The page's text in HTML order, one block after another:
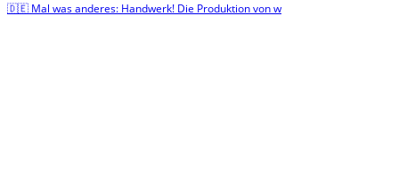
🇩🇪 Mal was anderes: Handwerk! Die Produktion von w